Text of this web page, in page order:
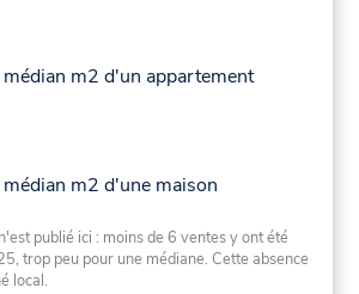
m2 d'un appartement
m2 d'une maison
publié ici : moins de 6 ventes y ont été
trop peu pour une médiane. Cette absence
local.